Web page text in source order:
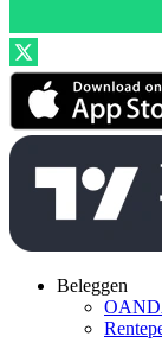
Beleggen